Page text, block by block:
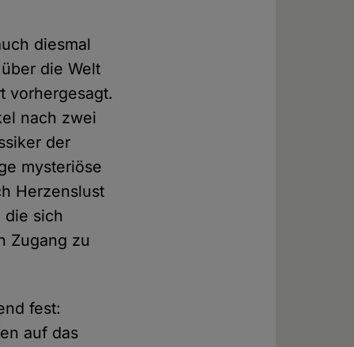
diesmal
die Welt
vorhergesagt.
nach zwei
der
mysteriöse
Herzenslust
die sich
Zugang zu
fest:
auf das